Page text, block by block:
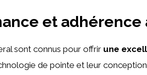
et adhérence
sont connus pour offrir une
de pointe et leur